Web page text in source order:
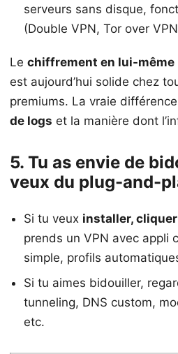
serveurs sans disque,
(Double VPN, Tor over
Le chiffrement en lui-même
est aujourd’hui solide chez
premiums. La vraie
de logs et la manière dont
5. Tu as envie de
veux du plug-and-
Si tu veux installer,
prends un VPN avec appli
simple, profils
Si tu aimes bidouiller,
tunneling, DNS custom,
etc.